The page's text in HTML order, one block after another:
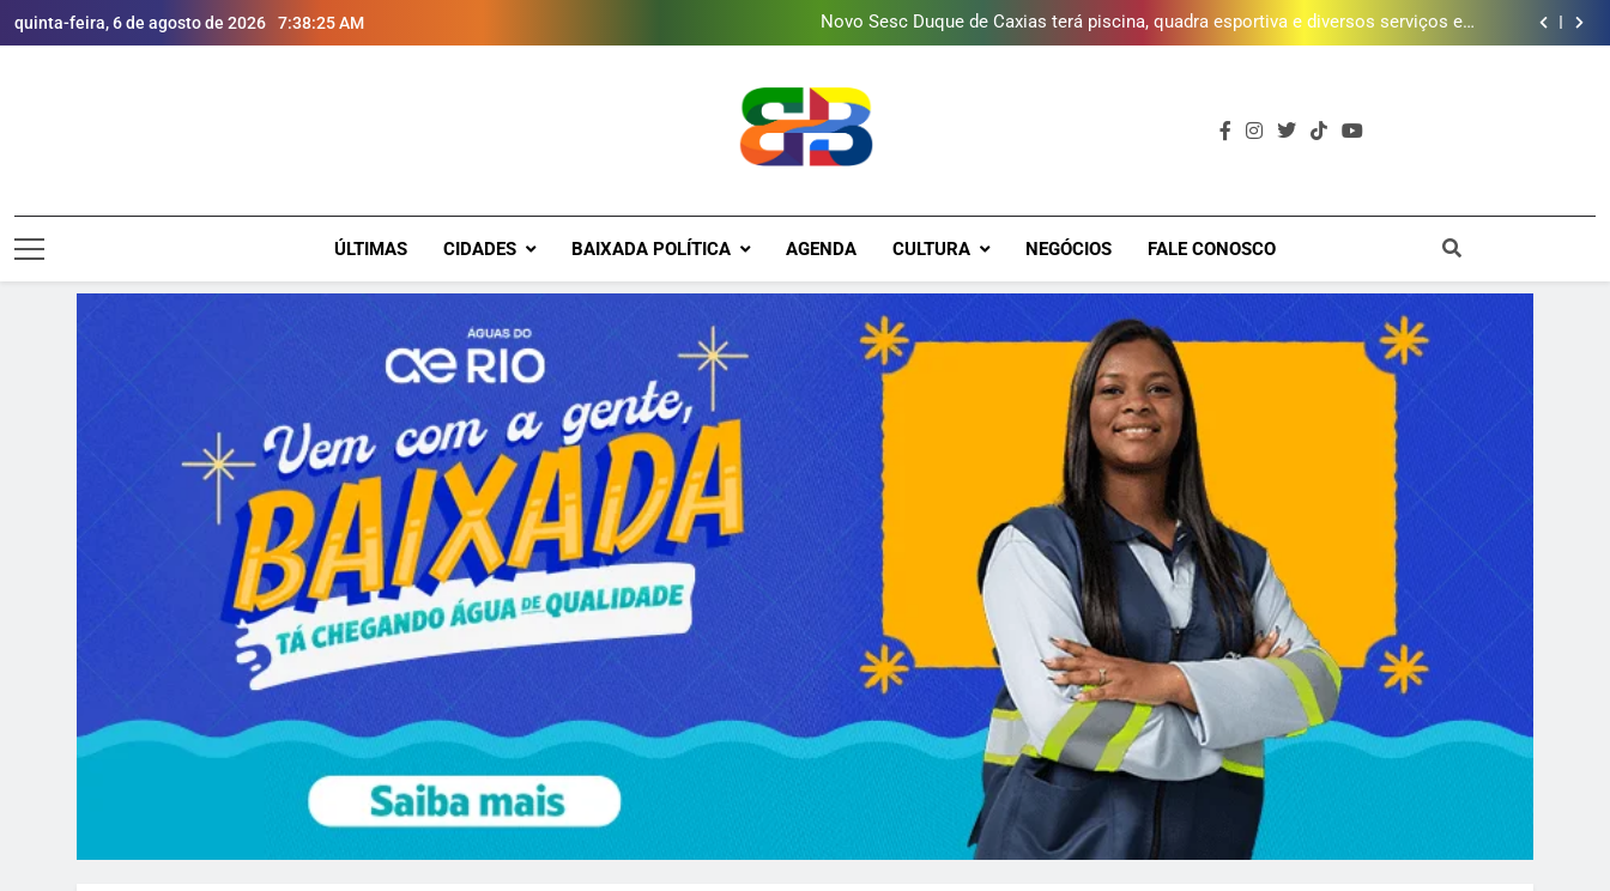
quinta-feira, 6 de agosto de 2026 7:38:27 AM
meio a infraestrutura sustentável
Vendaval atinge Escola Fábrica dos Atores, referência cultural da Baixada, e
mobiliza campanha para reconstrução
Gomeia Galpão Criativo abre inscrições para Escola Livre de Artes da Baixada
Novo Sesc Duque de Caxias terá piscina, quadra esportiva e diversos serviços em
mobiliza campanha para reconstrução
Gomeia Galpão Criativo abre inscrições para Escola Livre de Artes da Baixada
Brava Baixada
ÚLTIMAS CIDADES BAIXADA POLÍTICA AGENDA CULTURA NEGÓCIOS FALE CONOSCO